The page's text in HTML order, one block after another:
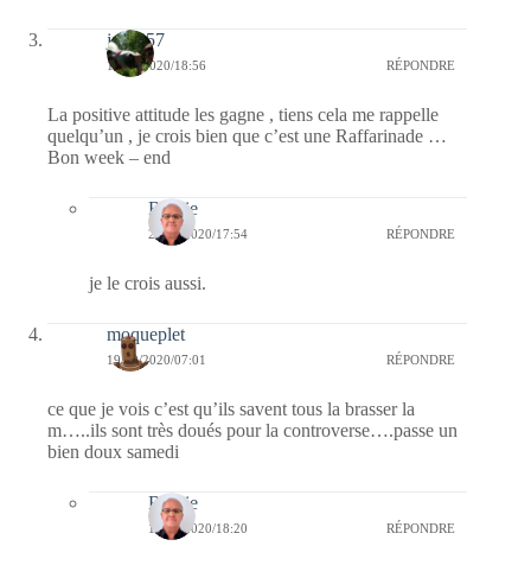
jazzy57
19/09/2020/18:56 RÉPONDRE
La positive attitude les gagne , tiens cela me rappelle
quelqu’un , je crois bien que c’est une Raffarinade …
Bon week – end
Bernie
20/09/2020/17:54 RÉPONDRE
je le crois aussi.
moqueplet
19/09/2020/07:01 RÉPONDRE
ce que je vois c’est qu’ils savent tous la brasser la
m…..ils sont très doués pour la controverse….passe un
bien doux samedi
Bernie
19/09/2020/18:20 RÉPONDRE